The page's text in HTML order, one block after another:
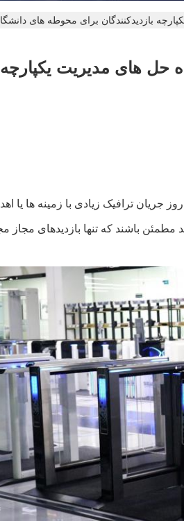
بازدیدکنندگان برای محوطه های
حل های مدیریت
جریان ترافیک زیادی با زمینه ها یا
مطمئن باشند که تنها بازدیدهای